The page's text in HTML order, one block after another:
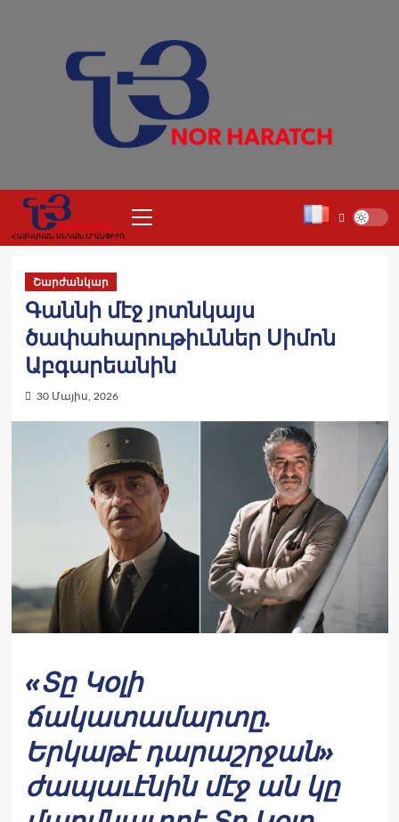
ՀԱՅԿԱԿԱՆ ԱՆԿԱԽ ԼՐԱՍՓԻՒՌ
Menu
Շարժանկար
Գաննի մէջ յոտնկայս
ծափահարութիւններ Սիմոն
Աբգարեանին
30 Մայիս, 2026
«Տը Կօլի
ճակատամարտը.
Երկաթէ դարաշրջան»
ժապաւէնին մէջ ան կը